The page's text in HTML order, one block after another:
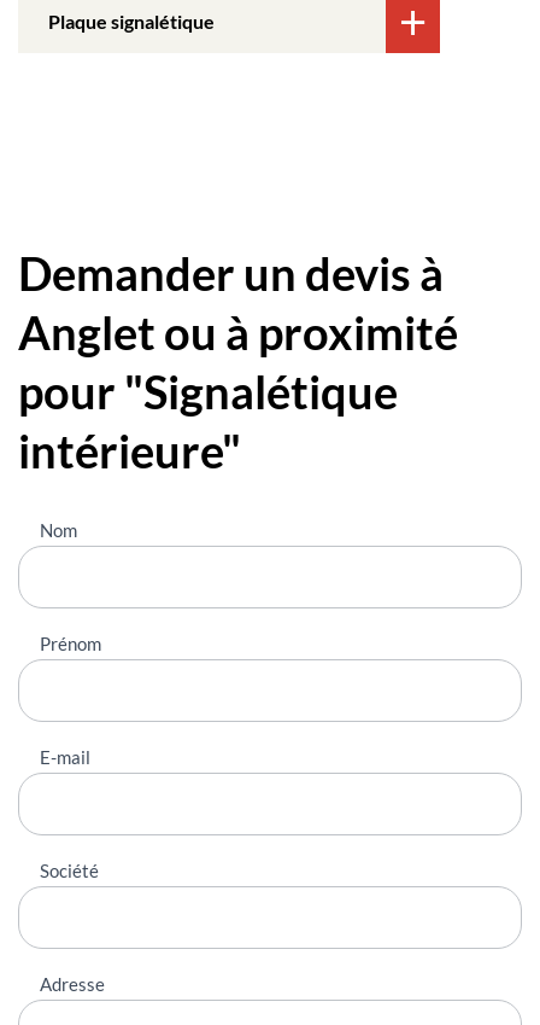
Plaque signalétique
Demander un devis à
Anglet ou à proximité
pour "Signalétique
intérieure"
Nous
contacter
Nom
Prénom
E-mail
Société
Adresse